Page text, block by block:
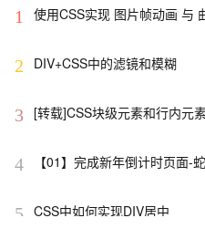
1 使用CSS实现 图片帧动画 与
2 DIV+CSS中的滤镜和模糊
3 [转载]CSS块级元素和行内元
4
【01】完成新年倒计时页面-
html5+div+CSS+JavaScript-
5 CSS中如何实现DIV居中